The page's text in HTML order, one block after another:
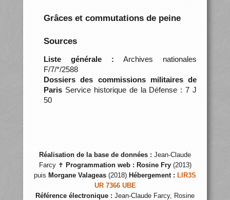
Grâces et commutations de peine
Sources
Liste générale : Archives nationales
F/7/*/2588
Dossiers des commissions militaires de
ParisService historique de la Défense : 7 J
50
Réalisation de la base de données : Jean-Claude
Farcy ✝ Programmation web : Rosine Fry(2013)
puis Morgane Valageas (2018) Hébergement : LIR3S
UR 7366 UBE
Référence électronique : Jean-Claude Farcy, Rosine